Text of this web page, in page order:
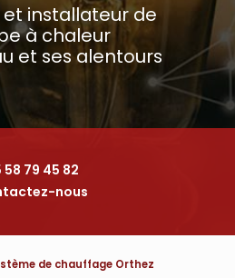
et installateur de
à chaleur
et ses alentours
58 79 45 82
nous
de chauffage Orthez